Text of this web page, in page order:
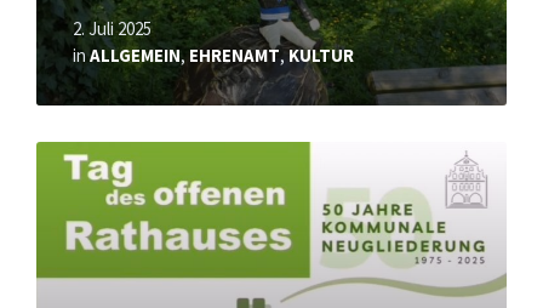
2. Juli 2025
inALLGEMEIN, EHRENAMT,KULTUR
Mehr
erfahren